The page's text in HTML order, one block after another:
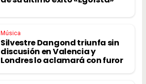
Música
Silvestre Dangond triunfa sin
discusión en Valencia y
Londres lo aclamará con furor